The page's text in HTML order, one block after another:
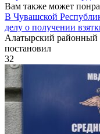
Вам также может
В Чувашской
делу о получении
Алатырский районный
постановил
32